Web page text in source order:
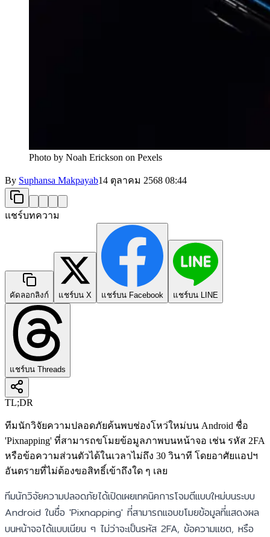
Photo by Noah Erickson on Pexels
By Suphansa Makpayab14 ตุลาคม 2568 08:44
แชร์บทความ
คัดลอกลิงก์ แชร์บน X แชร์บน Facebook แชร์บน LINE
แชร์บน Threads
TL;DR
ทีมนักวิจัยความปลอดภัยค้นพบช่องโหว่ใหม่บน Android ชื่อ
'Pixnapping' ที่สามารถขโมยข้อมูลภาพบนหน้าจอ เช่น รหัส 2FA
หรือข้อความส่วนตัวได้ในเวลาไม่ถึง 30 วินาที โดยอาศัยแอปฯ
อันตรายที่ไม่ต้องขอสิทธิ์เข้าถึงใด ๆ เลย
ทีมนักวิจัยความปลอดภัยได้เปิดเผยเทคนิคการโจมตีแบบใหม่บนระบบ
Android ในชื่อ 'Pixnapping' ที่สามารถแอบขโมยข้อมูลที่แสดงผล
บนหน้าจอได้แบบเนียน ๆ ไม่ว่าจะเป็นรหัส 2FA, ข้อความแชต, หรือ